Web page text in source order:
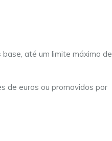
até um limite máximo de
de euros ou promovidos por